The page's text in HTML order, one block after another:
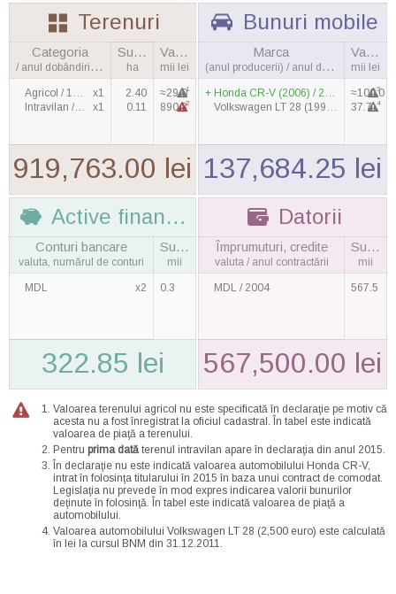
Terenuri
Categoria
/ anul dobândirii, cantitatea
Suprafaţa
ha
Valoarea
mii lei
Agricol / 1998
x1
Intravilan / 2003
x1
2.40
0.11
≈29.01
890.82
919,763.00 lei
Bunuri mobile
Marca
(anul producerii) / anul dobândirii
Valoarea
mii lei
Honda CR-V (2006) / 2015
Volkswagen LT 28 (1999) / 2011
≈100.0
3
37.7 4
137,684.25 lei
Active financiare
Conturi bancare
valuta, numărul de conturi
Suma
mii
MDL x2 0.3
322.85 lei
Datorii
Împrumuturi, credite
valuta / anul contractării
Suma
mii
MDL / 2004 567.5
567,500.00 lei
Valoarea terenului agricol nu este specificată în declaraţie pe motiv că
acesta nu a fost înregistrat la oficiul cadastral. În tabel este indicată
valoarea de piaţă a terenului.
Pentru prima datăterenul intravilan apare în declaraţia din anul 2015.
În declaraţie nu este indicată valoarea automobilului Honda CR-V,
intrat în folosinţa titularului în 2015 în baza unui contract de comodat.
Legislaţia nu prevede în mod expres indicarea valorii bunurilor
deţinute în folosinţă. În tabel este indicată valoarea de piaţă a
automobilului.
Valoarea automobilului Volkswagen LT 28 (2,500 euro) este calculată
în lei la cursul BNM din 31.12.2011.